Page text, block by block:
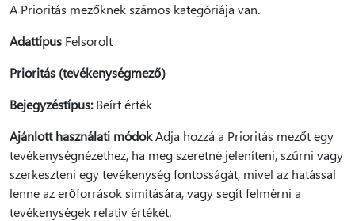
A Prioritás mezőknek számos kategóriája van.
Adattípus Felsorolt
Prioritás (tevékenységmező)
Bejegyzéstípus:Beírt érték
Ajánlott használati módokAdja hozzá a Prioritás mezőt egy
tevékenységnézethez, ha meg szeretné jeleníteni, szűrni vagy
szerkeszteni egy tevékenység fontosságát, mivel az hatással
lenne az erőforrások simítására, vagy segít felmérni a
tevékenységek relatív értékét.